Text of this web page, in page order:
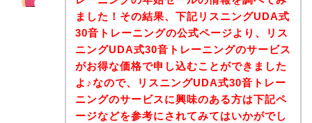
ました！その結果、下記リスニングUDA式
30音トレーニングの公式ページより、リス
ニングUDA式30音トレーニングのサービス
がお得な価格で申し込むことができました
よ♪なので、リスニングUDA式30音トレー
ニングのサービスに興味のある方は下記ペ
ージなどを参考にされてみてはいかがでし